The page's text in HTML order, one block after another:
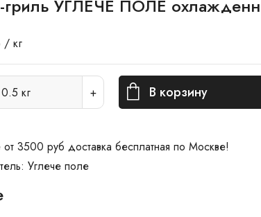
гриль УГЛЕЧЕ ПОЛЕ
/ кг
0.5 кг В корзину
3500 руб доставка бесплатная по Москве!
Углече поле